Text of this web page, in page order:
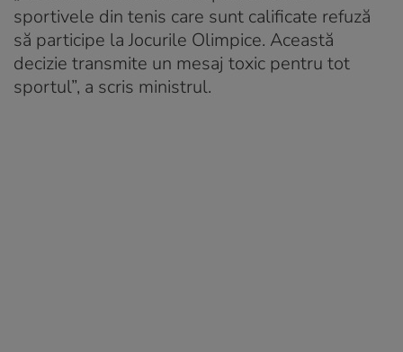
sportivele din tenis care sunt calificate refuză
să participe la Jocurile Olimpice. Această
decizie transmite un mesaj toxic pentru tot
sportul”, a scris ministrul.